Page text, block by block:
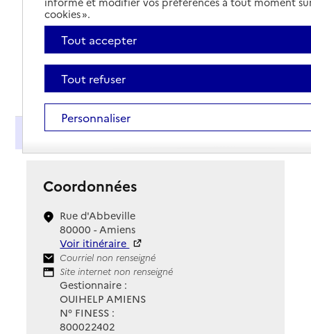
Présentation
Coordonnées
Rue d'Abbeville
80000 - Amiens
Voir itinéraire
Contact
Courriel non renseigné
Site Internet
Site internet non renseigné
Gestionnaire :
OUIHELP AMIENS
N° FINESS :
800022402
cookies ».
Tout accepter
Tout refuser
Personnaliser